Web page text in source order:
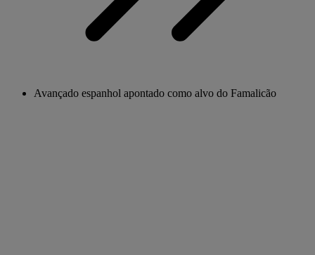
Avançado espanhol apontado como alvo do Famalicão